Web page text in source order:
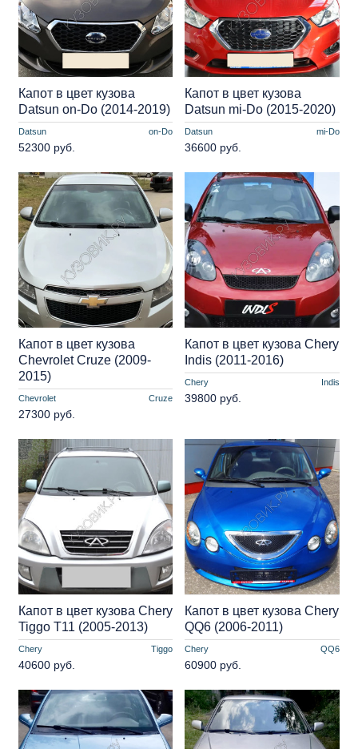
Datsun on-Do
Капот в цвет кузова
Datsun on-Do (2014-2019)
52300 руб.
Datsun mi-Do
Капот в цвет кузова
Datsun mi-Do (2015-2020)
36600 руб.
Chevrolet Cruze
Капот в цвет кузова
Chevrolet Cruze (2009-
2015)
27300 руб.
Chery Indis
Капот в цвет кузова Chery
Indis (2011-2016)
39800 руб.
Chery Tiggo
Капот в цвет кузова Chery
Tiggo T11 (2005-2013)
40600 руб.
Chery QQ6
Капот в цвет кузова Chery
QQ6 (2006-2011)
60900 руб.